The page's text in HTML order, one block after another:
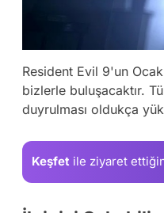
Resident Evil 9'un
bizlerle buluşacaktır.
duyrulması oldukça
Keşfet ile ziyaret